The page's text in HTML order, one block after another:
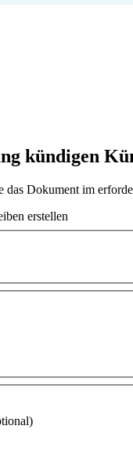
kündigen
Dokument im
erstellen